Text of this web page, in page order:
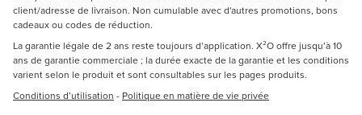
client/adresse de livraison. Non cumulable avec d'autres promotions, bons
cadeaux ou codes de réduction.
La garantie légale de 2 ans reste toujours d’application. X²O offre jusqu’à 10
ans de garantie commerciale ; la durée exacte de la garantie et les conditions
varient selon le produit et sont consultables sur les pages produits.
Conditions d’utilisation - Politique en matière de vie privée